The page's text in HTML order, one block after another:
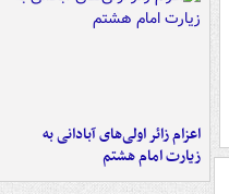
اعزام زائر اولی‌های آبادانی به
زیارت امام هشتم